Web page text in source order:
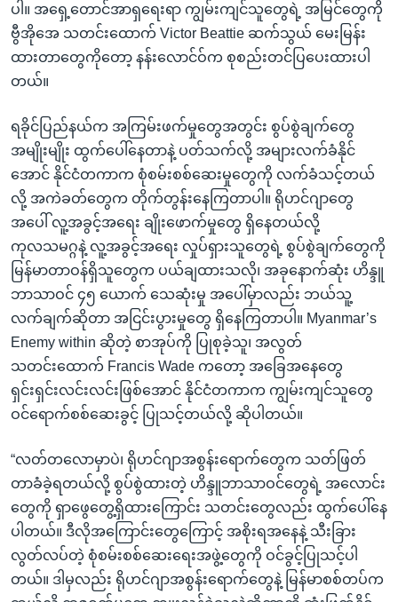
ပါ။ အရှေ့တောင်အာရှရေးရာ ကျွမ်းကျင်သူတွေရဲ့ အမြင်တွေကို
ဗွီအိုအေ သတင်းထောက် Victor Beattie ဆက်သွယ် မေးမြန်း
ထားတာတွေကိုတော့ နန်းလောင်ဝ်က စုစည်းတင်ပြပေးထားပါ
တယ်။
ရခိုင်ပြည်နယ်က အကြမ်းဖက်မှုတွေအတွင်း စွပ်စွဲချက်တွေ
အမျိုးမျိုး ထွက်ပေါ်နေတာနဲ့ ပတ်သက်လို့ အများလက်ခံနိုင်
အောင် နိုင်ငံတကာက စုံစမ်းစစ်ဆေးမှုတွေကို လက်ခံသင့်တယ်
လို့ အကဲခတ်တွေက တိုက်တွန်းနေကြတာပါ။ ရိုဟင်ဂျာတွေ
အပေါ် လူ့အခွင့်အရေး ချိုးဖောက်မှုတွေ ရှိနေတယ်လို့
ကုလသမဂ္ဂနဲ့ လူ့အခွင့်အရေး လှုပ်ရှားသူတွေရဲ့ စွပ်စွဲချက်တွေကို
မြန်မာတာဝန်ရှိသူတွေက ပယ်ချထားသလို၊ အခုနောက်ဆုံး ဟိန္ဒူ
ဘာသာဝင် ၄၅ ယောက် သေဆုံးမှု အပေါ်မှာလည်း ဘယ်သူ့
လက်ချက်ဆိုတာ အငြင်းပွားမှုတွေ ရှိနေကြတာပါ။ Myanmar’s
Enemy within ဆိုတဲ့ စာအုပ်ကို ပြုစုခဲ့သူ၊ အလွတ်
သတင်းထောက် Francis Wade ကတော့ အခြေအနေတွေ
ရှင်းရှင်းလင်းလင်းဖြစ်အောင် နိုင်ငံတကာက ကျွမ်းကျင်သူတွေ
ဝင်ရောက်စစ်ဆေးခွင့် ပြုသင့်တယ်လို့ ဆိုပါတယ်။
“လတ်တလောမှာပဲ၊ ရိုဟင်ဂျာအစွန်းရောက်တွေက သတ်ဖြတ်
တာခံခဲ့ရတယ်လို့ စွပ်စွဲထားတဲ့ ဟိန္ဒူဘာသာဝင်တွေရဲ့ အလောင်း
တွေကို ရှာဖွေတွေ့ရှိထားကြောင်း သတင်းတွေလည်း ထွက်ပေါ်နေ
ပါတယ်။ ဒီလိုအကြောင်းတွေကြောင့် အစိုးရအနေနဲ့ သီးခြား
လွတ်လပ်တဲ့ စုံစမ်းစစ်ဆေးရေးအဖွဲ့တွေကို ဝင်ခွင့်ပြုသင့်ပါ
တယ်။ ဒါမှလည်း ရိုဟင်ဂျာအစွန်းရောက်တွေနဲ့ မြန်မာစစ်တပ်က